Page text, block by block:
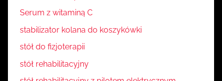
Serum z witaminą C
stabilizator kolana do koszykówki
stół do fizjoterapii
stół rehabilitacyjny